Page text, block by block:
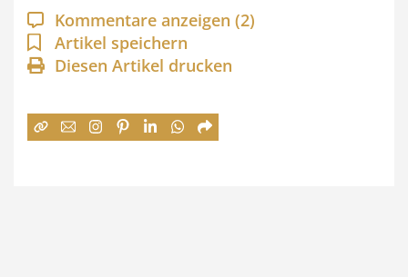
a
n
n
:
Kommentare anzeigen (2)
Artikel speichern
Diesen Artikel drucken